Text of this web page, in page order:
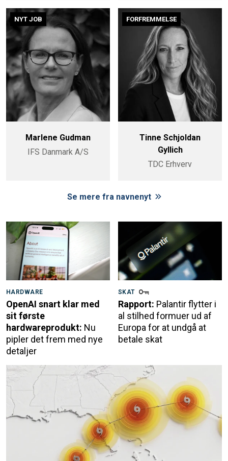
NYT JOB
Marlene Gudman
IFS Danmark A/S
FORFREMMELSE
Tinne Schjoldan
Gyllich
TDC Erhverv
Se mere fra navnenyt
HARDWARE
OpenAI snart klar med
sit første
hardwareprodukt: Nu
pipler det frem med nye
detaljer
SKAT
Rapport: Palantir flytter i
al stilhed formuer ud af
Europa for at undgå at
betale skat